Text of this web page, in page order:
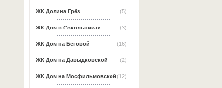
(5)
ЖК Долина Грёз
(3)
ЖК Дом в Сокольниках
(16)
ЖК Дом на Беговой
(2)
ЖК Дом на Давыдковской
(12)
ЖК Дом на Мосфильмовской